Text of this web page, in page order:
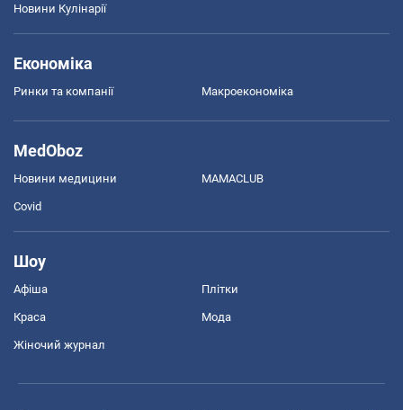
Новини Кулінарії
Економіка
Ринки та компанії Макроекономіка
MedOboz
Новини медицини MAMACLUB
Covid
Шоу
Афіша Плітки
Краса Мода
Жіночий журнал